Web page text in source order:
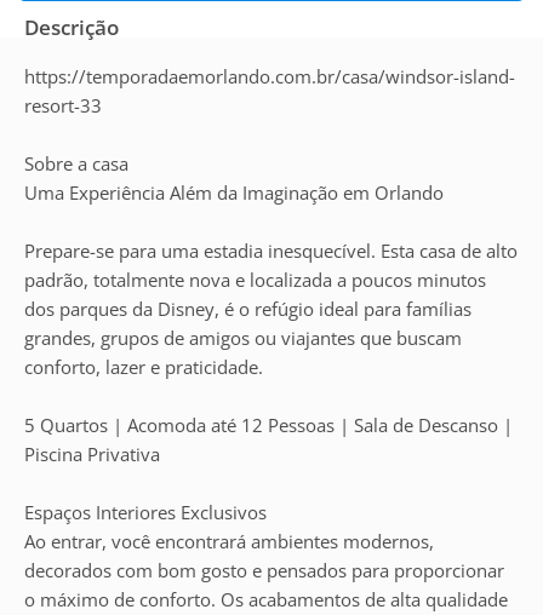
Descrição
https://temporadaemorlando.com.br/casa/windsor-island-
resort-33
Sobre a casa
Uma Experiência Além da Imaginação em Orlando
Prepare-se para uma estadia inesquecível. Esta casa de alto
padrão, totalmente nova e localizada a poucos minutos
dos parques da Disney, é o refúgio ideal para famílias
grandes, grupos de amigos ou viajantes que buscam
conforto, lazer e praticidade.
5 Quartos | Acomoda até 12 Pessoas | Sala de Descanso |
Piscina Privativa
Espaços Interiores Exclusivos
Ao entrar, você encontrará ambientes modernos,
decorados com bom gosto e pensados para proporcionar
o máximo de conforto. Os acabamentos de alta qualidade